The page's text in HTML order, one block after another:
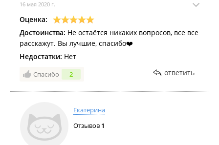
16 мая 2020 г.
Оценка:
Достоинства: Не остаётся никаких вопросов, все все
расскажут. Вы лучшие, спасибо❤️
Недостатки: Нет
Спасибо 2 ответить
Екатерина
Отзывов 1